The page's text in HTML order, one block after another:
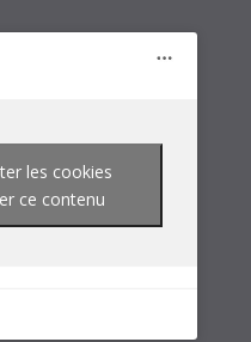
les cookies
ce contenu